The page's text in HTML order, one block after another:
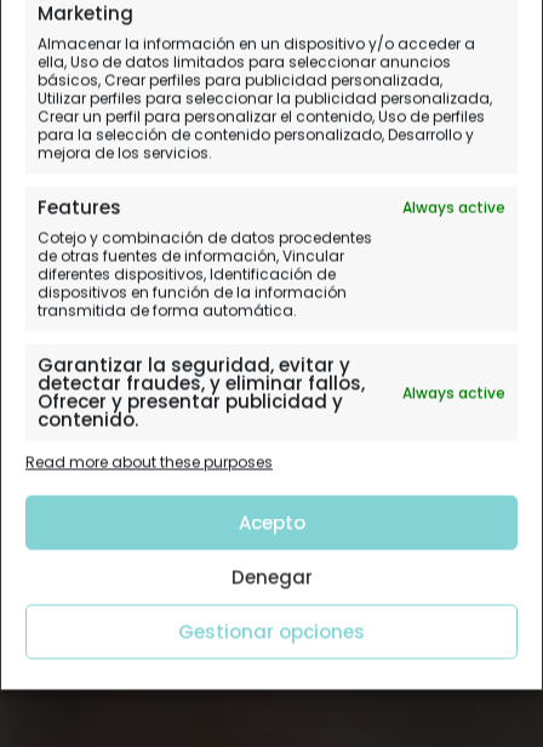
Marketing
Almacenar la información en un dispositivo y/o acceder a
ella, Uso de datos limitados para seleccionar anuncios
básicos, Crear perfiles para publicidad personalizada,
Utilizar perfiles para seleccionar la publicidad personalizada,
Crear un perfil para personalizar el contenido, Uso de perfiles
para la selección de contenido personalizado, Desarrollo y
mejora de los servicios.
Features
Always active
Cotejo y combinación de datos procedentes
de otras fuentes de información, Vincular
diferentes dispositivos, Identificación de
dispositivos en función de la información
transmitida de forma automática.
Garantizar la seguridad, evitar y
detectar fraudes, y eliminar fallos,
Ofrecer y presentar publicidad y
contenido.
Always active
Read more about these purposes
Acepto
Denegar
Gestionar opciones